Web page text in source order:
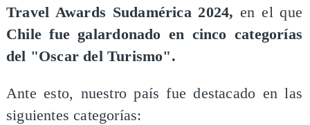
Travel Awards Sudamérica 2024, en el que
Chile fue galardonado en cinco categorías
del "Oscar del Turismo".
Ante esto, nuestro país fue destacado en las
siguientes categorías: